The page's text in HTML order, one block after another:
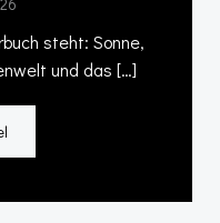
steht: Sonne,
und das […]